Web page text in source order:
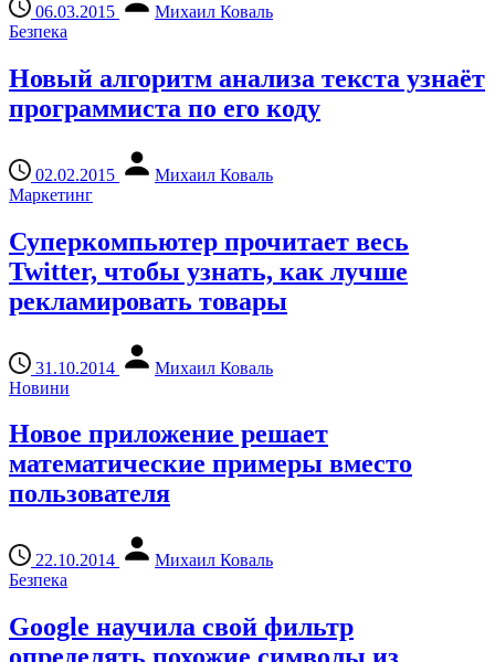
06.03.2015
Михаил Коваль
Безпека
Новый алгоритм анализа текста узнаёт
программиста по его коду
02.02.2015
Михаил Коваль
Маркетинг
Суперкомпьютер прочитает весь
Twitter, чтобы узнать, как лучше
рекламировать товары
31.10.2014
Михаил Коваль
Новини
Новое приложение решает
математические примеры вместо
пользователя
22.10.2014
Михаил Коваль
Безпека
Google научила свой фильтр